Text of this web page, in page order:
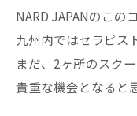
NARD JAPANのこの
九州内ではセラピス
まだ、2ヶ所のスク
貴重な機会となると